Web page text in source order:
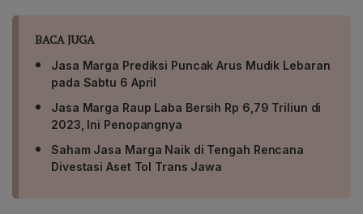
BACA JUGA
Jasa Marga Prediksi Puncak Arus Mudik Lebaran
pada Sabtu 6 April
Jasa Marga Raup Laba Bersih Rp 6,79 Triliun di
2023, Ini Penopangnya
Saham Jasa Marga Naik di Tengah Rencana
Divestasi Aset Tol Trans Jawa